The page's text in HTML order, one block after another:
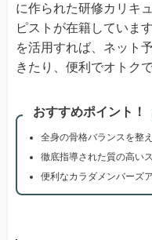
に作られた研修カリキ
ピストが在籍していま
を活用すれば、ネット
きたり、便利でオトクで
おすすめポイント！
全身の骨格バランスを整
徹底指導された質の高い
便利なカラダメンバーズ